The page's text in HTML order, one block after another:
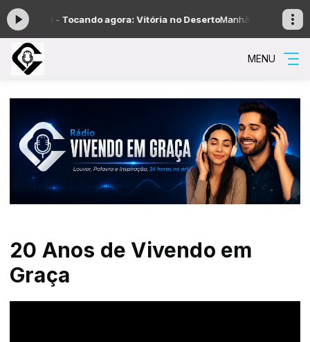
12:00 - Tocando agora: Vitória no DesertoManhã Gospel com
MENU
20 Anos de Vivendo em
Graça